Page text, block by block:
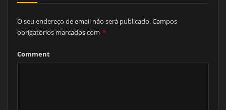
O seu endereço de email não será publicado.Campos
obrigatórios marcados com *
Comment